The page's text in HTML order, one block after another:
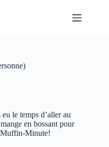
le temps d’aller au
en bossant pour
Muffin-Minute!